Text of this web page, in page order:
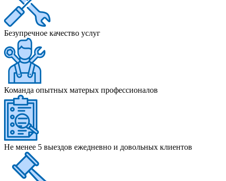
Безупречное качество услуг
Команда опытных матерых профессионалов
Не менее 5 выездов ежедневно и довольных клиентов